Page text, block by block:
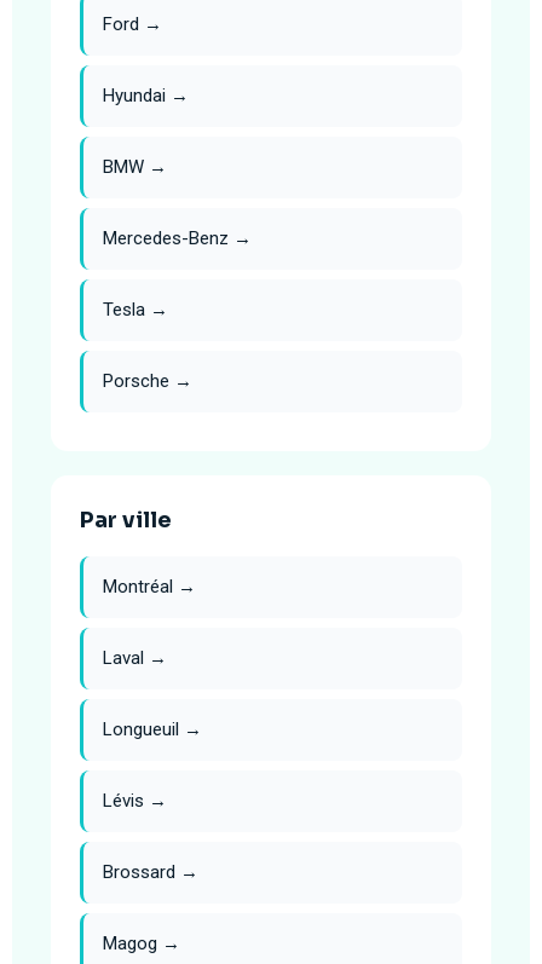
Ford →
Hyundai →
BMW →
Mercedes-Benz →
Tesla →
Porsche →
Par ville
Montréal →
Laval →
Longueuil →
Lévis →
Brossard →
Magog →